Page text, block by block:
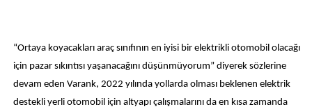
“Ortaya koyacakları araç sınıfının en iyisi bir elektrikli otomobil olacağı
için pazar sıkıntısı yaşanacağını düşünmüyorum” diyerek sözlerine
devam eden Varank, 2022 yılında yollarda olması beklenen elektrik
destekli yerli otomobil için altyapı çalışmalarını da en kısa zamanda